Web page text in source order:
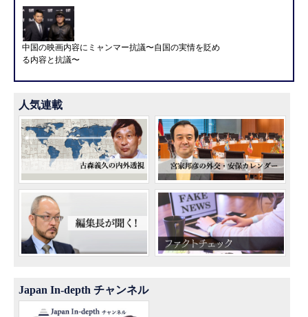
中国の映画内容にミャンマー抗議〜自国の実情を貶め
る内容と抗議〜
人気連載
Japan In-depth チャンネル